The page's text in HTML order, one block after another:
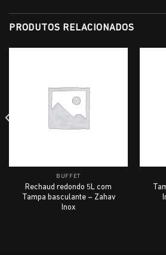
PRODUTOS RELACIONADOS
BUFFET
Rechaud redondo 5L com
Tampa basculante – Zahav
Inox